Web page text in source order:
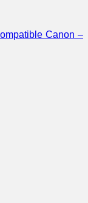
Canon –